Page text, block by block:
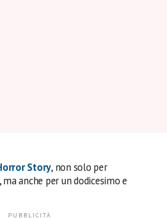
Story, non solo per
ma anche per un dodicesimo e